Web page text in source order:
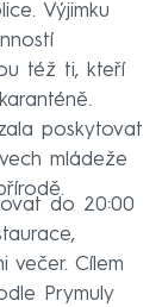
Výjimku
též ti, kteří
poskytovat
mládeže
do 20:00
večer. Cílem
Prymuly